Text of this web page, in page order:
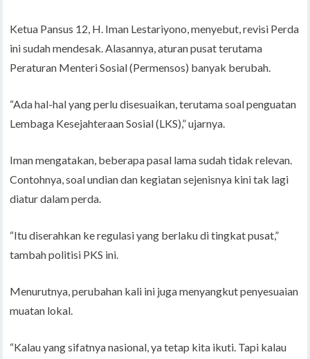
Ketua Pansus 12, H. Iman Lestariyono, menyebut, revisi Perda
ini sudah mendesak. Alasannya, aturan pusat terutama
Peraturan Menteri Sosial (Permensos) banyak berubah.
“Ada hal-hal yang perlu disesuaikan, terutama soal penguatan
Lembaga Kesejahteraan Sosial (LKS),” ujarnya.
Iman mengatakan, beberapa pasal lama sudah tidak relevan.
Contohnya, soal undian dan kegiatan sejenisnya kini tak lagi
diatur dalam perda.
“Itu diserahkan ke regulasi yang berlaku di tingkat pusat,”
tambah politisi PKS ini.
Menurutnya, perubahan kali ini juga menyangkut penyesuaian
muatan lokal.
“Kalau yang sifatnya nasional, ya tetap kita ikuti. Tapi kalau